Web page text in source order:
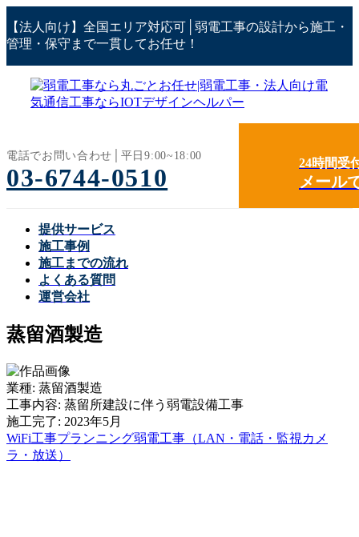
ン
テ
ン
ッ
プ
ビ
ゲ
ー
移
動
【法人向け】全国エリア対応可│弱電工事の設計から施工・
管理・保守まで一貫してお任せ！
電話でお問い合わせ│平日9:00~18:00
03-6744-0510
24時間受
メール
提供サービス
施工事例
施工までの流れ
よくある質問
運営会社
蒸留酒製造
業種: 蒸留酒製造
工事内容: 蒸留所建設に伴う弱電設備工事
施工完了: 2023年5月
WiFi工事プランニング弱電工事（LAN・電話・監視カメ
ラ・放送）